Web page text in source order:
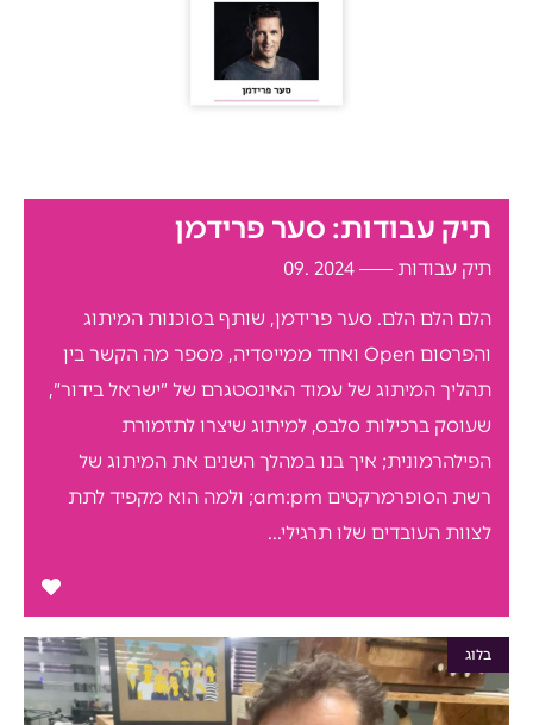
תיק עבודות: סער פרידמן
תיק עבודות 2024 .09
הלם הלם הלם. סער פרידמן, שותף בסוכנות המיתוג
והפרסום Open ואחד ממייסדיה, מספר מה הקשר בין
תהליך המיתוג של עמוד האינסטגרם של ״ישראל בידור״,
שעוסק ברכילות סלבס, למיתוג שיצרו לתזמורת
הפילהרמונית; איך בנו במהלך השנים את המיתוג של
רשת הסופרמרקטים am:pm; ולמה הוא מקפיד לתת
לצוות העובדים שלו תרגילי...
בלוג